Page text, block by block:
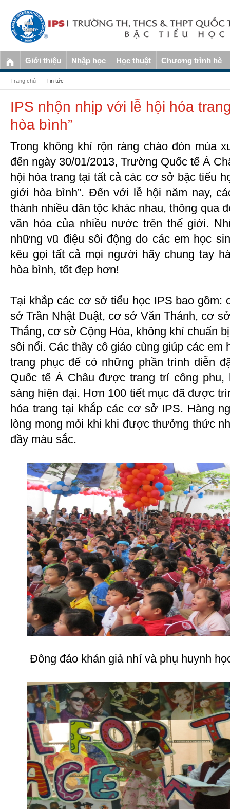
Giới thiệu Nhập học Học thuật Chương trình hè
Trang chủ Tin tức
IPS nhộn nhịp với lễ hội hóa
hòa bình”
Trong không khí rộn ràng chào đón mùa
đến ngày 30/01/2013, Trường Quốc tế Á
hội hóa trang tại tất cả các cơ sở bậc tiểu
giới hòa bình”. Đến với lễ hội năm nay,
thành nhiều dân tộc khác nhau, thông qua
văn hóa của nhiều nước trên thế giới.
những vũ điệu sôi động do các em học
kêu gọi tất cả mọi người hãy chung tay
hòa bình, tốt đẹp hơn!
Tại khắp các cơ sở tiểu học IPS bao gồm:
sở Trần Nhật Duật, cơ sở Văn Thánh, cơ
Thắng, cơ sở Cộng Hòa, không khí chuẩn
sôi nổi. Các thầy cô giáo cùng giúp các em
trang phục để có những phần trình diễn
Quốc tế Á Châu được trang trí công phu,
sáng hiện đại. Hơn 100 tiết mục đã được
hóa trang tại khắp các cơ sở IPS. Hàng
lòng mong mỏi khi khi được thưởng thức
đầy màu sắc.
Đông đảo khán giả nhí và phụ huynh